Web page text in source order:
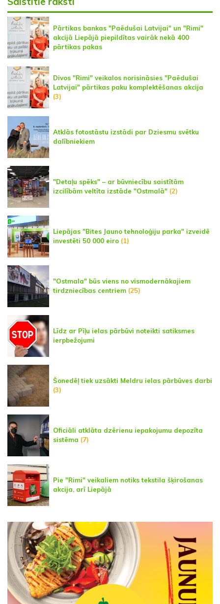
Pārtikas bankas "Paēdušai Latvijai" un "Rimi"
akcijā Liepājā piepildītas vairāk nekā 400
pārtikas pakas
Divos "Rimi" veikalos norisināsies "Paēdušai
Latvijai" pārtikas paku komplektēšanas akcija
(3)
Atklās fotostāstu izstādi par Dziesmu svētku
dalībniekiem
"Detaļu spēks" – ar būvniecību saistītām
izcilībām veltīta izstāde "Ostmalā" (2)
Liepājas "Bites Jauno tehnoloģiju parka" izveidē
investēti 50 000 eiro (1)
"Ostmala" būs viens no vismodernākajiem
tirdzniecības centriem (25)
Līdz ar Pīļu ielas pārbūvi noteikti satiksmes
ierpbežojumi
Šonedēļ tiek uzsākti Meldru ielas pārbūves darbi
(3)
Oficiāli atklāta dzērienu iepakojumu depozīta
sistēma (7)
Pie "Rimi" veikaliem notiks tekstila šķirošanas
akcija, arī Liepājā